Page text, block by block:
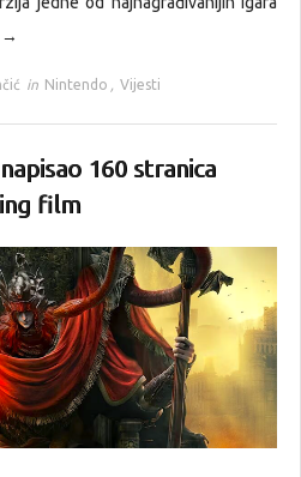
→
in Nintendo , Vijesti
160 stranica
film